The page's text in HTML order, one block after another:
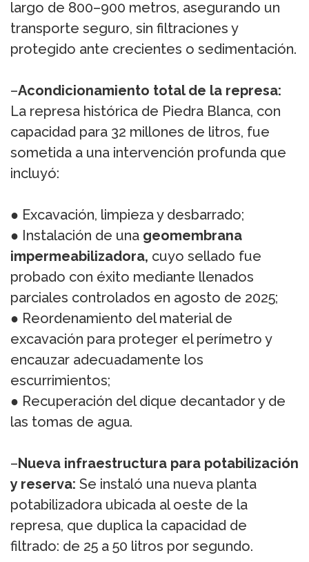
largo de 800–900 metros, asegurando un
transporte seguro, sin filtraciones y
protegido ante crecientes o sedimentación.
–Acondicionamiento total de la represa:
La represa histórica de Piedra Blanca, con
capacidad para 32 millones de litros, fue
sometida a una intervención profunda que
incluyó:
● Excavación, limpieza y desbarrado;
● Instalación de una geomembrana
impermeabilizadora, cuyo sellado fue
probado con éxito mediante llenados
parciales controlados en agosto de 2025;
● Reordenamiento del material de
excavación para proteger el perímetro y
encauzar adecuadamente los
escurrimientos;
● Recuperación del dique decantador y de
las tomas de agua.
–Nueva infraestructura para potabilización
y reserva: Se instaló una nueva planta
potabilizadora ubicada al oeste de la
represa, que duplica la capacidad de
filtrado: de 25 a 50 litros por segundo.